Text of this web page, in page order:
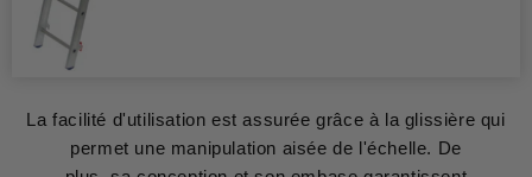
La facilité d'utilisation est assurée grâce à la glissière qui
permet une manipulation aisée de l'échelle. De